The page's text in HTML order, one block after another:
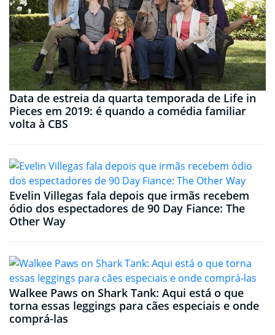
Data de estreia da quarta temporada de Life in
Pieces em 2019: é quando a comédia familiar
volta à CBS
Evelin Villegas fala depois que irmãs recebem
ódio dos espectadores de 90 Day Fiance: The
Other Way
Walkee Paws on Shark Tank: Aqui está o que
torna essas leggings para cães especiais e onde
comprá-las